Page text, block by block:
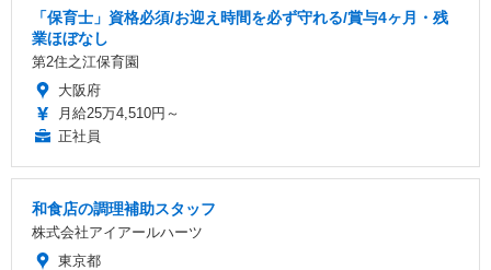
「保育士」資格必須/お迎え時間を必ず守れる/賞与4ヶ月・残
業ほぼなし
第2住之江保育園
大阪府
月給25万4,510円～
正社員
和食店の調理補助スタッフ
株式会社アイアールハーツ
東京都